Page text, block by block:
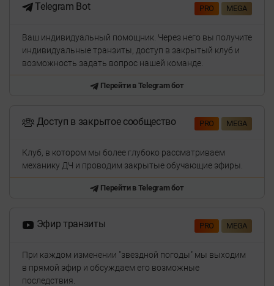
PRO MEGA
Telegram Bot
Ваш индивидуальный помощник. Через него вы получите
индивидуальные транзиты, доступ в закрытый клуб и
возможность задать вопрос нашей команде.
Перейти в Telegram бот
PRO MEGA
Доступ в закрытое сообщество
Клуб, в котором мы более глубоко рассматриваем
механику ДЧ и проводим закрытые обучающие эфиры.
Перейти в Telegram бот
PRO MEGA
Эфир транзиты
При каждом изменении "звездной погоды" мы выходим
в прямой эфир и обсуждаем его возможные
последствия.